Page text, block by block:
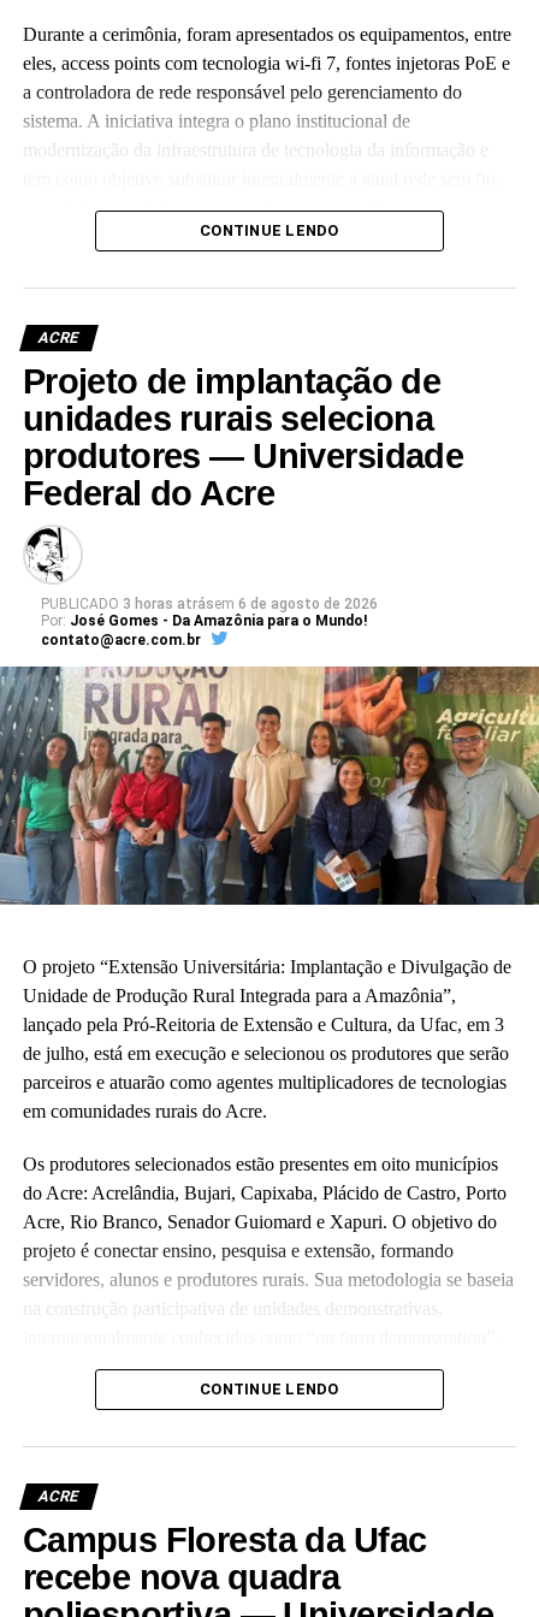
Durante a cerimônia, foram apresentados os equipamentos, entre
eles, access points com tecnologia wi-fi 7, fontes injetoras PoE e
a controladora de rede responsável pelo gerenciamento do
sistema. A iniciativa integra o plano institucional de
modernização da infraestrutura de tecnologia da informação e
que já não atende às crescentes demandas acadêmicas e
administrativas da universidade.
Leia Mais: UFAC
CONTINUE LENDO
ACRE
Projeto de implantação de
unidades rurais seleciona
produtores — Universidade
Federal do Acre
PUBLICADO 3 horas atrásem 6 de agosto de 2026
Por: José Gomes - Da Amazônia para o Mundo!
contato@acre.com.br
O projeto “Extensão Universitária: Implantação e Divulgação de
Unidade de Produção Rural Integrada para a Amazônia”,
lançado pela Pró-Reitoria de Extensão e Cultura, da Ufac, em 3
de julho, está em execução e selecionou os produtores que serão
parceiros e atuarão como agentes multiplicadores de tecnologias
em comunidades rurais do Acre.
Os produtores selecionados estão presentes em oito municípios
do Acre: Acrelândia, Bujari, Capixaba, Plácido de Castro, Porto
Acre, Rio Branco, Senador Guiomard e Xapuri. O objetivo do
projeto é conectar ensino, pesquisa e extensão, formando
servidores, alunos e produtores rurais. Sua metodologia se baseia
na construção participativa de unidades demonstrativas,
Orçado em R$ 5,7 milhões e executado em parceria com a
Extensão Universitária no Acre, o projeto investirá parte do
universidade, como o Ufac Leite e o Horto das Plantas
Alimentícias Não Convencionais, os quais atendem as
comunidades interna e externa.
CONTINUE LENDO
ACRE
Campus Floresta da Ufac
recebe nova quadra